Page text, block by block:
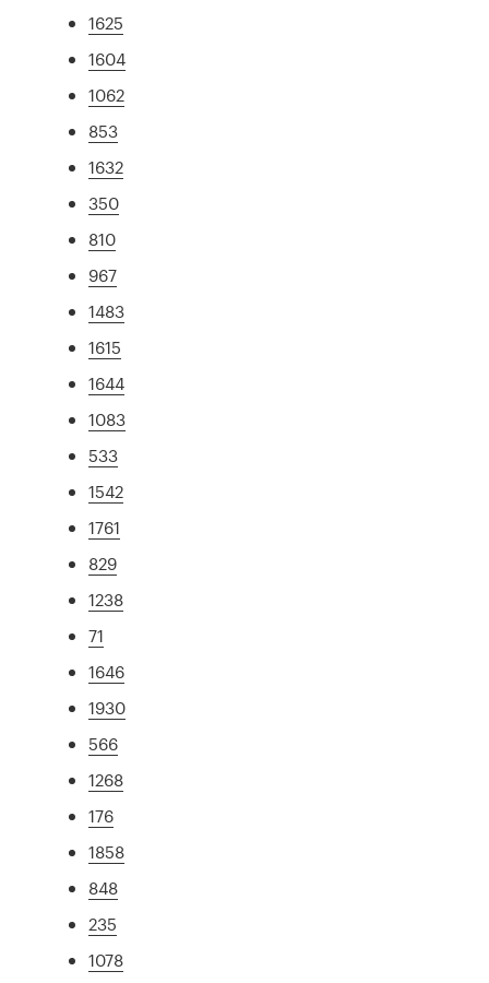
1625
1604
1062
853
1632
350
810
967
1483
1615
1644
1083
533
1542
1761
829
1238
71
1646
1930
566
1268
176
1858
848
235
1078